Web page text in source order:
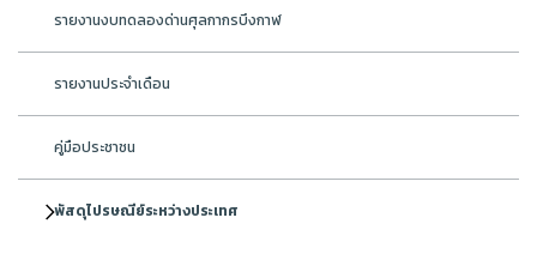
รายงานงบทดลองด่านศุลกากรบึงกาฬ
รายงานประจำเดือน
คู่มือประชาชน
พัสดุไปรษณีย์ระหว่างประเทศ